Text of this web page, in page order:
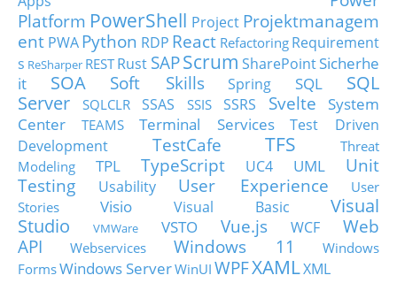
Platform PowerShell Project Projektmanagem
ent PWA Python RDP React Refactoring Requirement
s ReSharper RESTRust SAPScrum SharePointSicherhe
it
SOA Soft Skills Spring SQL
SQL
Server
SQLCLR SSAS SSIS SSRS Svelte
System
Center
TEAMS Terminal Services
Test Driven
Development
TestCafe TFS
Threat
Modeling
TPL TypeScript UC4 UML
Unit
Testing
Usability User Experience
User
Stories
Visio Visual Basic
Visual
Studio
VMWare VSTO Vue.js WCF
Web
API
Webservices Windows 11
Windows
FormsWindows ServerWinUI WPFXAMLXML